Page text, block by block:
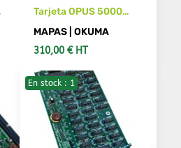
Tarjeta OPUS 5000
OKUMA E4809-032-
452-C
MAPAS | OKUMA
310,00 € HT
AÑADIR AL CARRITO
En stock : 1